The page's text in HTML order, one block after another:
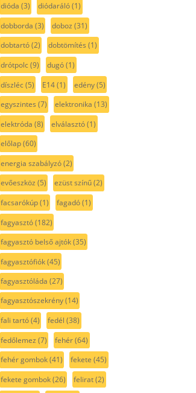
dióda (3) diódaráló(1)
dobborda (3) doboz (31)
dobtartó(2) dobtömítés (1)
drótpolc(9) dugó(1)
díszléc(5) E14(1) edény(5)
egyszintes (7) elektronika (13)
elektróda (8) elválasztó(1)
előlap(60)
energia szabályzó(2)
evőeszköz (5) ezüst színű(2)
facsarókúp(1) fagadó(1)
fagyasztó(182)
fagyasztó belső ajtók(35)
fagyasztófiók(45)
fagyasztóláda (27)
fagyasztószekrény(14)
fali tartó(4) fedél (38)
fedőlemez (7) fehér(64)
fehér gombok(41) fekete (45)
fekete gombok(26) felirat(2)